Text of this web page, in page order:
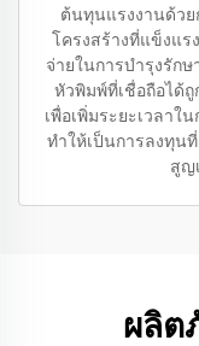
ต้นทุนแรงงานด้วย
โครงสร้างที่แข็งแ
จ่ายในการบำรุงรักษ
หัวพิมพ์ที่เชื่อถือได้
เพื่อเพิ่มระยะเวลา
ทำให้เป็นการลงทุน
สูญ
ผลิต